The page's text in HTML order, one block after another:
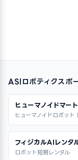
ASIロボティクスポ
ヒューマノイドマート
ヒューマノイドロボッ
フィジカルAIレンタ
ロボット短期レンタル